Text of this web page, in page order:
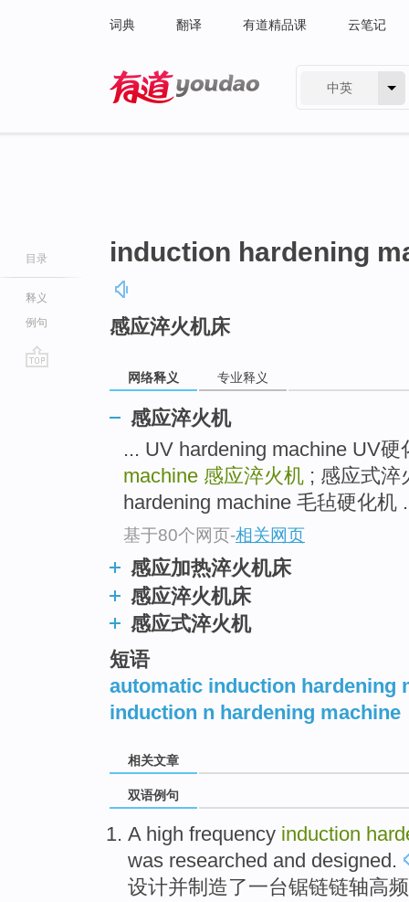
词典 翻译 有道精品课 云笔记
中英
目录
释义
例句
induction hardening
感应淬火机床
网络释义 专业释义
感应淬火机
... UV hardening machine UV
machine 感应淬火机 ; 感应式淬
hardening machine 毛毡硬化机
基于80个网页-相关网页
感应加热淬火机床
感应淬火机床
感应式淬火机
短语
automatic induction hardening
induction n hardening machine
相关文章
双语例句
A high frequency induction
was researched and designed.
设计并制造了一台锯链链轴高频